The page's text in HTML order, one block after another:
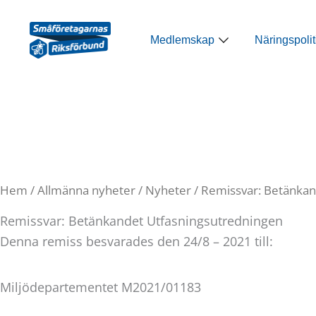
innehåll
Medlemskap Öppna
Hem /Allmänna nyheter/ Nyheter/ Remissvar:
Remissvar: Betänkandet Utfasningsutredningen
Denna remiss besvarades den 24/8 – 2021 till:
Miljödepartementet M2021/01183